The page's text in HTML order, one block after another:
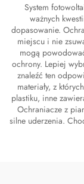
System
ważnych
dopasowanie.
miejscu i nie
mogą
ochrony. Lepiej
znaleźć ten
materiały, z
plastiku, inne
Ochraniacze z
silne uderzenia.